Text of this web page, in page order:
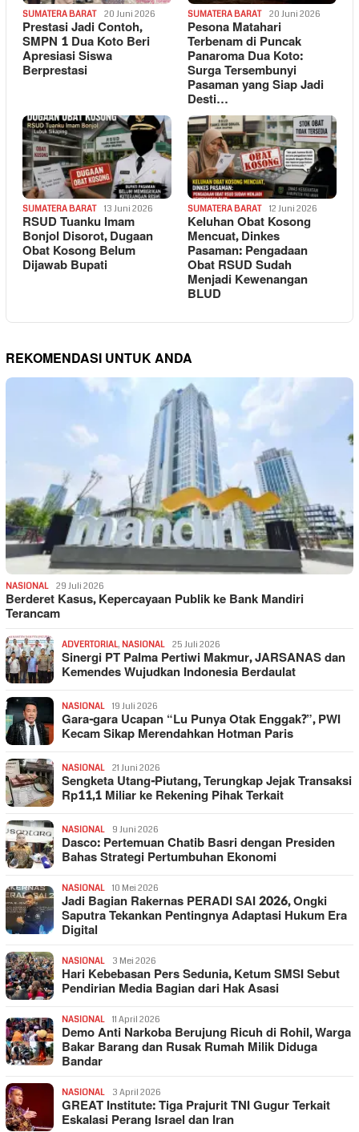
SUMATERA BARAT 20 Juni 2026
Prestasi Jadi Contoh,
SMPN 1 Dua Koto Beri
Apresiasi Siswa
Berprestasi
SUMATERA BARAT 20 Juni 2026
Pesona Matahari
Terbenam di Puncak
Panaroma Dua Koto:
Surga Tersembunyi
Pasaman yang Siap Jadi
Desti…
SUMATERA BARAT 13 Juni 2026
RSUD Tuanku Imam
Bonjol Disorot, Dugaan
Obat Kosong Belum
Dijawab Bupati
SUMATERA BARAT 12 Juni 2026
Keluhan Obat Kosong
Mencuat, Dinkes
Pasaman: Pengadaan
Obat RSUD Sudah
Menjadi Kewenangan
BLUD
REKOMENDASI UNTUK ANDA
NASIONAL 29 Juli 2026
Berderet Kasus, Kepercayaan Publik ke Bank Mandiri
Terancam
ADVERTORIAL, NASIONAL 25 Juli 2026
Sinergi PT Palma Pertiwi Makmur, JARSANAS dan
Kemendes Wujudkan Indonesia Berdaulat
NASIONAL 19 Juli 2026
Gara-gara Ucapan “Lu Punya Otak Enggak?”, PWI
Kecam Sikap Merendahkan Hotman Paris
NASIONAL 21 Juni 2026
Sengketa Utang-Piutang, Terungkap Jejak Transaksi
Rp11,1 Miliar ke Rekening Pihak Terkait
NASIONAL 9 Juni 2026
Dasco: Pertemuan Chatib Basri dengan Presiden
Bahas Strategi Pertumbuhan Ekonomi
NASIONAL 10 Mei 2026
Jadi Bagian Rakernas PERADI SAI 2026, Ongki
Saputra Tekankan Pentingnya Adaptasi Hukum Era
Digital
NASIONAL 3 Mei 2026
Hari Kebebasan Pers Sedunia, Ketum SMSI Sebut
Pendirian Media Bagian dari Hak Asasi
NASIONAL 11 April 2026
Demo Anti Narkoba Berujung Ricuh di Rohil, Warga
Bakar Barang dan Rusak Rumah Milik Diduga
Bandar
NASIONAL 3 April 2026
GREAT Institute: Tiga Prajurit TNI Gugur Terkait
Eskalasi Perang Israel dan Iran